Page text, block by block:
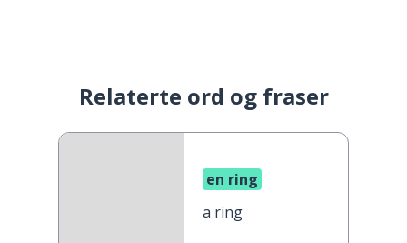
Relaterte ord og fraser
en ring
a ring